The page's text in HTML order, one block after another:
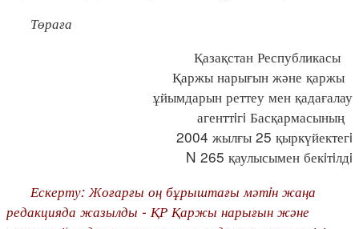
Төраға
Қазақстан Республикасы
Қаржы нарығын және қаржы
ұйымдарын реттеу мен қадағалау
агенттiгi Басқармасының
2004 жылғы 25 қыркүйектегi
N 265 қаулысымен бекiтiлдi
Ескерту: Жоғарғы оң бұрыштағы мәтiн жаңа
редакцияда жазылды - ҚР Қаржы нарығын және